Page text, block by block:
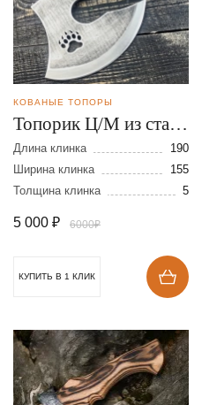
КОВАНЫЕ ТОПОРЫ
Топорик Ц/М из стали
AUS8
Длина клинка
190
Ширина клинка
155
Толщина клинка
5
5 000 ₽ 6000₽
КУПИТЬ В 1 КЛИК